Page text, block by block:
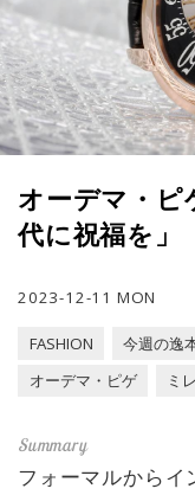
オーデマ・ピ
代に祝福を」
2023-12-11 MON
FASHION 今週の逸
オーデマ・ピゲ
ミ
フォーマルからイ